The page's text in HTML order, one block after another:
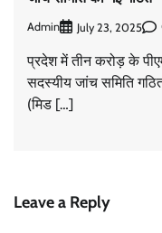
Admin July 23, 2025
प्रदेश में तीन करोड़ के
सदस्यीय जांच समिति
(मिड […]
Leave a Reply